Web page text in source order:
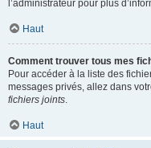
l’administrateur pour plus
Haut
Comment trouver tous mes
Pour accéder à la liste des
messages privés, allez dans
fichiers joints.
Haut